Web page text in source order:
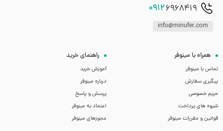
09126968419
info@minufer.com
همراه با مینوفر
تماس با مینوفِر
پیگیری سفارش
حریم خصوصی
شیوه های پرداخت
قوانین و مقررات مینوفر
راهنمای خرید
آموزش خرید
درباره مینوفِر
پرسش و پاسخ
اعتماد به مینوفر
مجوزهای مینوفر